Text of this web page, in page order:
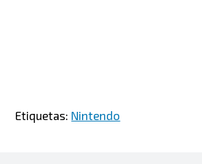
Etiquetas: Nintendo